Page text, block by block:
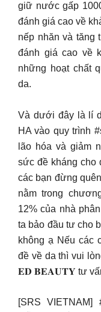
giữ nước gấp
đánh giá cao về
nếp nhăn và tăng
đánh giá cao về
những hoạt chất
da.
Và dưới đây là lí
HA vào quy trình
lão hóa và giảm
sức đề kháng cho
các bạn đừng
nằm trong
12% của nhà
ta bảo đầu tư cho
không ạ Nếu các
đề về da thì vui
𝐄𝐃 𝐁𝐄𝐀𝐔𝐓𝐘 tư
[SRS VIETNAM]